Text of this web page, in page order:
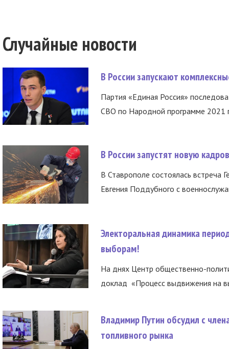
Случайные новости
В России запускают
Партия «Единая Россия»
СВО по Народной программе 2021
В России запустят новую
В Ставрополе состоялась встреча
Евгения Поддубного с
Электоральная динамика
выборам!
На днях Центр общественно-
доклад «Процесс выдвижения на
Владимир Путин обсудил с
топливного рынка